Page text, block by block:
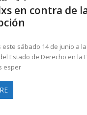
en contra de
este sábado 14 de junio a
Estado de Derecho en la
esper